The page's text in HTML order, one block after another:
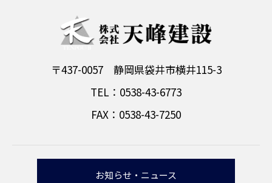
〒437-0057 静岡県袋井市横井115-3
TEL：0538-43-6773
FAX：0538-43-7250
お知らせ・ニュース